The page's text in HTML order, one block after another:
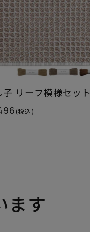
子 リーフ模様セット
(税込)
ます